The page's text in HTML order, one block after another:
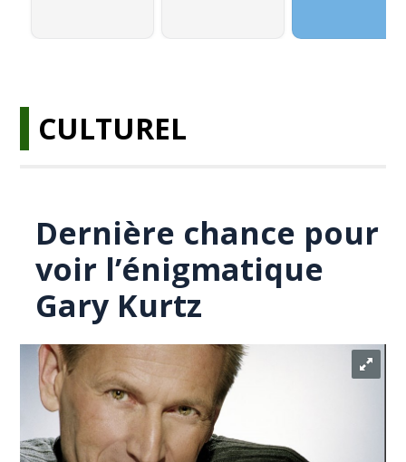
CULTUREL
Dernière chance pour
voir l’énigmatique
Gary Kurtz